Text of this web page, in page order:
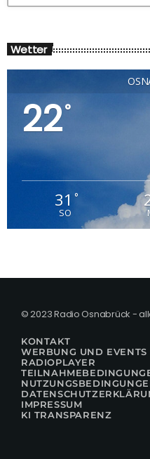
Wetter
22°
31 °
SO
© 2023 Radio Osnabrück -
KONTAKT
WERBUNG UND EVENTS
RADIOPLAYER
IMPRESSUM
KI TRANSPARENZ